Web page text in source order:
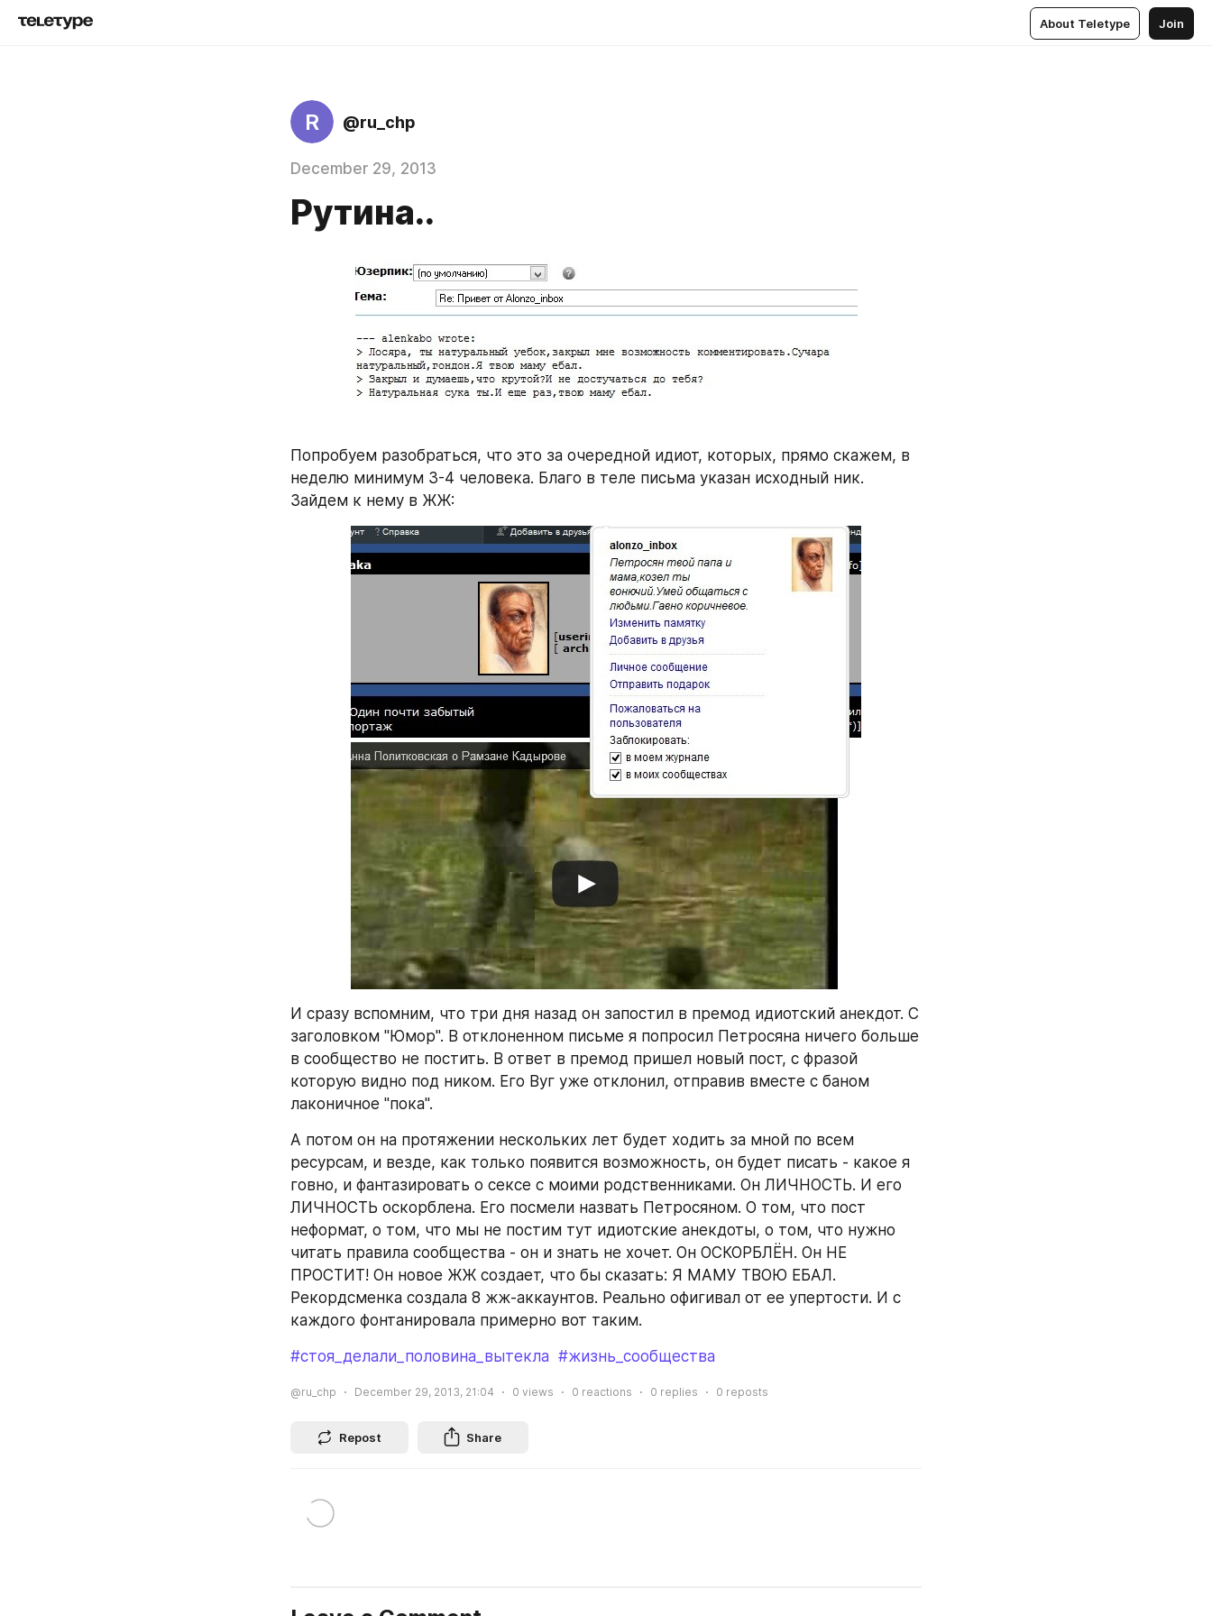
About Teletype Join
R @ru_chp
December 29, 2013
Рутина..
Попробуем разобраться, что это за очередной идиот, которых, прямо скажем, в
неделю минимум 3-4 человека. Благо в теле письма указан исходный ник.
Зайдем к нему в ЖЖ:
И сразу вспомним, что три дня назад он запостил в премод идиотский анекдот. С
заголовком "Юмор". В отклоненном письме я попросил Петросяна ничего больше
в сообщество не постить. В ответ в премод пришел новый пост, с фразой
которую видно под ником. Его Вуг уже отклонил, отправив вместе с баном
лаконичное "пока".
А потом он на протяжении нескольких лет будет ходить за мной по всем
ресурсам, и везде, как только появится возможность, он будет писать - какое я
говно, и фантазировать о сексе с моими родственниками. Он ЛИЧНОСТЬ. И его
ЛИЧНОСТЬ оскорблена. Его посмели назвать Петросяном. О том, что пост
неформат, о том, что мы не постим тут идиотские анекдоты, о том, что нужно
читать правила сообщества - он и знать не хочет. Он ОСКОРБЛЁН. Он НЕ
ПРОСТИТ! Он новое ЖЖ создает, что бы сказать: Я МАМУ ТВОЮ ЕБАЛ.
Рекордсменка создала 8 жж-аккаунтов. Реально офигивал от ее упертости. И с
каждого фонтанировала примерно вот таким.
#стоя_делали_половина_вытекла #жизнь_сообщества
@ru_chp December 29, 2013, 21:04 0 views 0 reactions 0 replies 0 reposts
Repost Share